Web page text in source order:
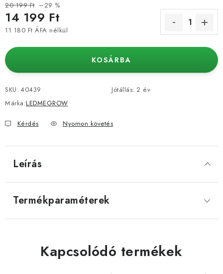
20 199 Ft –29 %
14 199 Ft
11 180 Ft ÁFA nélkül
KOSÁRBA
SKU: 40439
Márka:LEDMEGROW
Jótállás: 2 év
Kérdés Nyomon követés
Leírás
Termékparaméterek
Kapcsolódó termékek